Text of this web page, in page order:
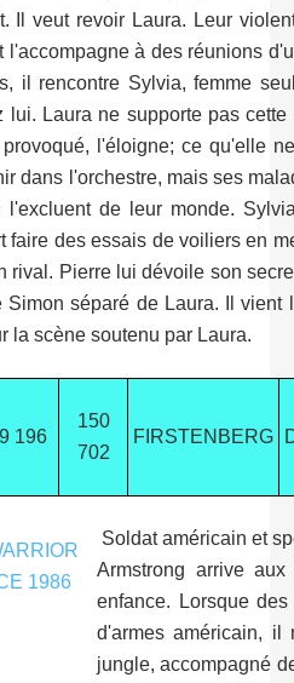
Il veut revoir Laura. Leur
l'accompagne à des réunions
il rencontre Sylvia, femme
lui. Laura ne supporte pas
l'éloigne; ce qu'elle
dans l'orchestre, mais ses
l'excluent de leur monde.
faire des essais de voiliers en
rival. Pierre lui dévoile son
Simon séparé de Laura. Il
la scène soutenu par Laura.
196
150
702
FIRSTENBERG
Soldat américain et
Armstrong arrive
enfance. Lorsque
d'armes américain,
jungle, accompagné